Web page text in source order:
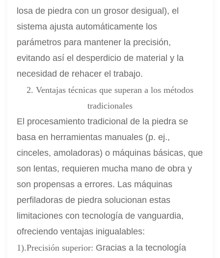
losa de piedra con un grosor desigual), el
sistema ajusta automáticamente los
parámetros para mantener la precisión,
evitando así el desperdicio de material y la
necesidad de rehacer el trabajo.
2. Ventajas técnicas que superan a los métodos
tradicionales
El procesamiento tradicional de la piedra se
basa en herramientas manuales (p. ej.,
cinceles, amoladoras) o máquinas básicas, que
son lentas, requieren mucha mano de obra y
son propensas a errores. Las máquinas
perfiladoras de piedra solucionan estas
limitaciones con tecnología de vanguardia,
ofreciendo ventajas inigualables:
1).Precisión superior: Gracias a la tecnología